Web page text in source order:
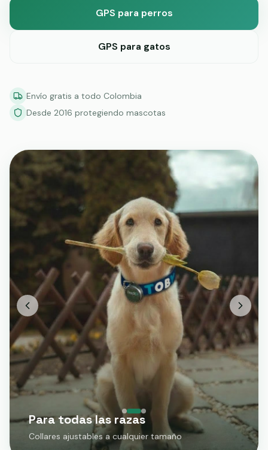
GPS para perros
GPS para gatos
Envío gratis a todo Colombia
Desde 2016 protegiendo mascotas
Para todas las razas
Collares ajustables a cualquier tamaño